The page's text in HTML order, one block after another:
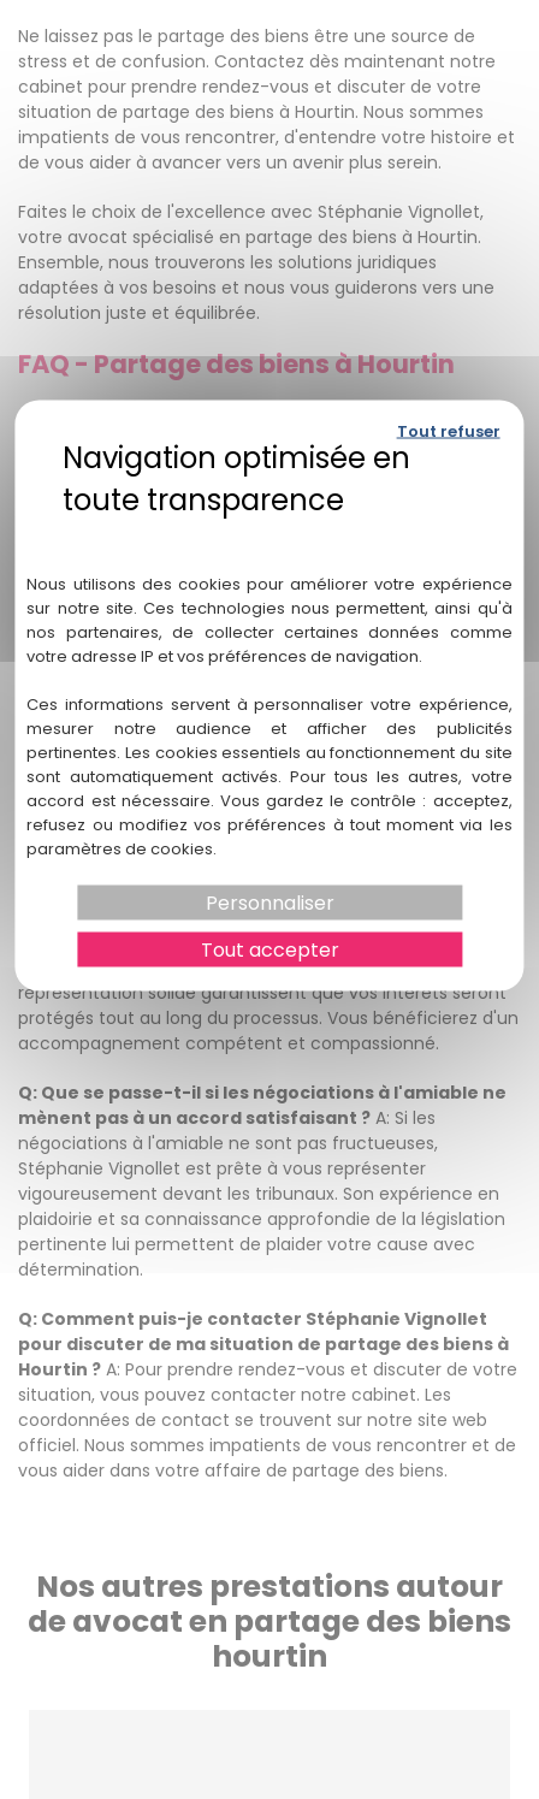
Ne laissez pas le partage des biens être une source de
stress et de confusion. Contactez dès maintenant notre
cabinet pour prendre rendez-vous et discuter de votre
situation de partage des biens à Hourtin. Nous sommes
impatients de vous rencontrer, d'entendre votre histoire et
de vous aider à avancer vers un avenir plus serein.
Faites le choix de l'excellence avec Stéphanie Vignollet,
votre avocat spécialisé en partage des biens à Hourtin.
Ensemble, nous trouverons les solutions juridiques
adaptées à vos besoins et nous vous guiderons vers une
résolution juste et équilibrée.
FAQ - Partage des biens à Hourtin
Q: Quels sont les services offerts par Stéphanie
Vignollet en matière de partage des biens à Hourtin ?
A: Stéphanie Vignollet offre une gamme complète de
services juridiques personnalisés, notamment l'évaluation
experte des biens, les négociations professionnelles, la
Q: Comment se déroule le processus de partage des
biens à Hourtin avec Stéphanie Vignollet ?A: Le
processus commence par une évaluation initiale de votre
médiation peuvent avoir lieu pour parvenir à un accord
mutuellement acceptable. Si nécessaire, Stéphanie
Vignollet peut vous représenter devant les tribunaux. Enfin,
des documents juridiques seront préparés pour formaliser
le partage des biens.
Vignollet pour mon affaire de partage des biens à
Hourtin ?A: Stéphanie Vignollet vous offre une expertise
inégalée dans le domaine du partage des biens à Hourtin.
Son approche personnalisée, ses conseils éclairés et sa
représentation solide garantissent que vos intérêts seront
protégés tout au long du processus. Vous bénéficierez d'un
accompagnement compétent et compassionné.
Q: Que se passe-t-il si les négociations à l'amiable ne
mènent pas à un accord satisfaisant ? A: Si les
négociations à l'amiable ne sont pas fructueuses,
Stéphanie Vignollet est prête à vous représenter
vigoureusement devant les tribunaux. Son expérience en
plaidoirie et sa connaissance approfondie de la législation
pertinente lui permettent de plaider votre cause avec
détermination.
Q: Comment puis-je contacter Stéphanie Vignollet
pour discuter de ma situation de partage des biens à
Hourtin ? A: Pour prendre rendez-vous et discuter de votre
situation, vous pouvez contacter notre cabinet. Les
coordonnées de contact se trouvent sur notre site web
officiel. Nous sommes impatients de vous rencontrer et de
vous aider dans votre affaire de partage des biens.
Nos autres prestations autour
de avocat en partage des biens
hourtin
Nous utilisons des cookies pour améliorer votre expérience
sur notre site. Ces technologies nous permettent, ainsi qu'à
nos partenaires, de collecter certaines données comme
votre adresse IP et vos préférences de navigation.
Ces informations servent à personnaliser votre expérience,
mesurer notre audience et afficher des publicités
pertinentes. Les cookies essentiels au fonctionnement du site
sont automatiquement activés. Pour tous les autres, votre
accord est nécessaire. Vous gardez le contrôle : acceptez,
refusez ou modifiez vos préférences à tout moment via les
paramètres de cookies.
Tout accepter
Tout refuser
Personnaliser